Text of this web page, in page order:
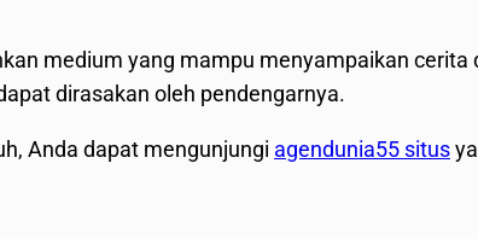
medium yang mampu menyampaikan
dirasakan oleh pendengarnya.
Anda dapat mengunjungi agendunia55 situs